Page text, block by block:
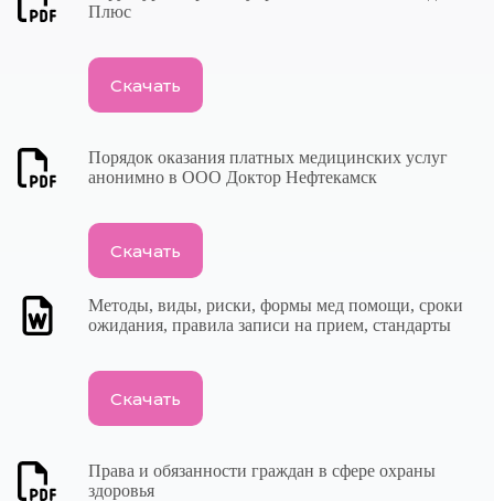
Плюс
Скачать
Порядок оказания платных медицинских услуг
анонимно в ООО Доктор Нефтекамск
Скачать
Методы, виды, риски, формы мед помощи, сроки
ожидания, правила записи на прием, стандарты
Скачать
Права и обязанности граждан в сфере охраны
здоровья